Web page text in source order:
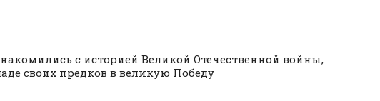
с историей Великой Отечественной войны,
своих предков в великую Победу